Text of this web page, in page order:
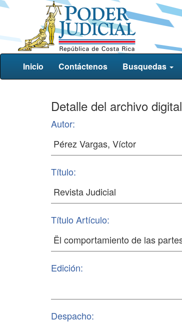
Inicio Contáctenos Busquedas
Detalle del archivo digital
Autor:
Título:
Título Artículo:
Edición:
Despacho: